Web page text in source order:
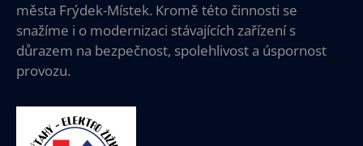
města Frýdek-Místek. Kromě této činnosti se
snažíme i o modernizaci stávajících zařízení s
důrazem na bezpečnost, spolehlivost a úspornost
provozu.